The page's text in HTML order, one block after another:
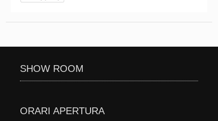
SHOW ROOM
ORARI APERTURA